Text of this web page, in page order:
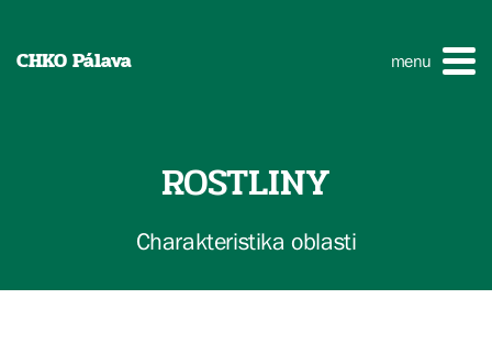
CHKO Pálava menu
ROSTLINY
Charakteristika oblasti